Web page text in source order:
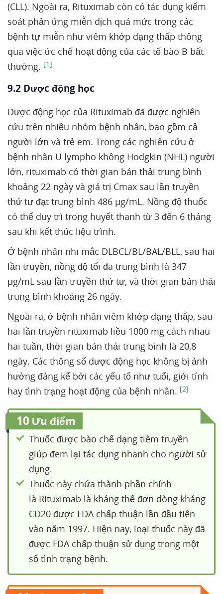
(CLL). Ngoài ra, Rituximab còn có tác dụng kiểm
soát phản ứng miễn dịch quá mức trong các
bệnh tự miễn như viêm khớp dạng thấp thông
qua việc ức chế hoạt động của các tế bào B bất
thường. [1]
9.2 Dược động học
Dược động học của Rituximab đã được nghiên
cứu trên nhiều nhóm bệnh nhân, bao gồm cả
người lớn và trẻ em. Trong các nghiên cứu ở
bệnh nhân U lympho không Hodgkin (NHL) người
lớn, rituximab có thời gian bán thải trung bình
khoảng 22 ngày và giá trị Cmax sau lần truyền
thứ tư đạt trung bình 486 µg/mL. Nồng độ thuốc
có thể duy trì trong huyết thanh từ 3 đến 6 tháng
sau khi kết thúc liệu trình.
Ở bệnh nhân nhi mắc DLBCL/BL/BAL/BLL, sau hai
lần truyền, nồng độ tối đa trung bình là 347
µg/mL sau lần truyền thứ tư, và thời gian bán thải
trung bình khoảng 26 ngày.
Ngoài ra, ở bệnh nhân viêm khớp dạng thấp, sau
hai lần truyền rituximab liều 1000 mg cách nhau
hai tuần, thời gian bán thải trung bình là 20,8
ngày. Các thông số dược động học không bị ảnh
hưởng đáng kể bởi các yếu tố như tuổi, giới tính
hay tình trạng hoạt động của bệnh nhân. [2]
10 Ưu điểm
Thuốc được bào chế dạng tiêm truyền
giúp đem lại tác dụng nhanh cho người sử
dụng.
Thuốc này chứa thành phần chính
là Rituximab là kháng thể đơn dòng kháng
CD20 được FDA chấp thuận lần đầu tiên
vào năm 1997. Hiện nay, loại thuốc này đã
được FDA chấp thuận sử dụng trong một
số tình trạng bệnh.